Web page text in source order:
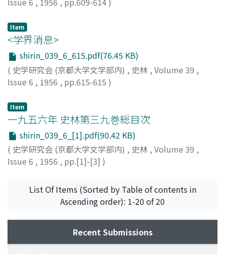
Item
<学界消息>
shirin_039_6_615.pdf(76.45 KB)
( 史学研究会 (京都大学文学部内) , 史林 , Volume 39 ,
Issue 6 , 1956 , pp.615-615 )
Item
一九五六年 史林第三九巻総目次
shirin_039_6_[1].pdf(90.42 KB)
( 史学研究会 (京都大学文学部内) , 史林 , Volume 39 ,
Issue 6 , 1956 , pp.[1]-[3] )
List Of Items (Sorted by Table of contents in
Ascending order): 1-20 of 20
Recent Submissions